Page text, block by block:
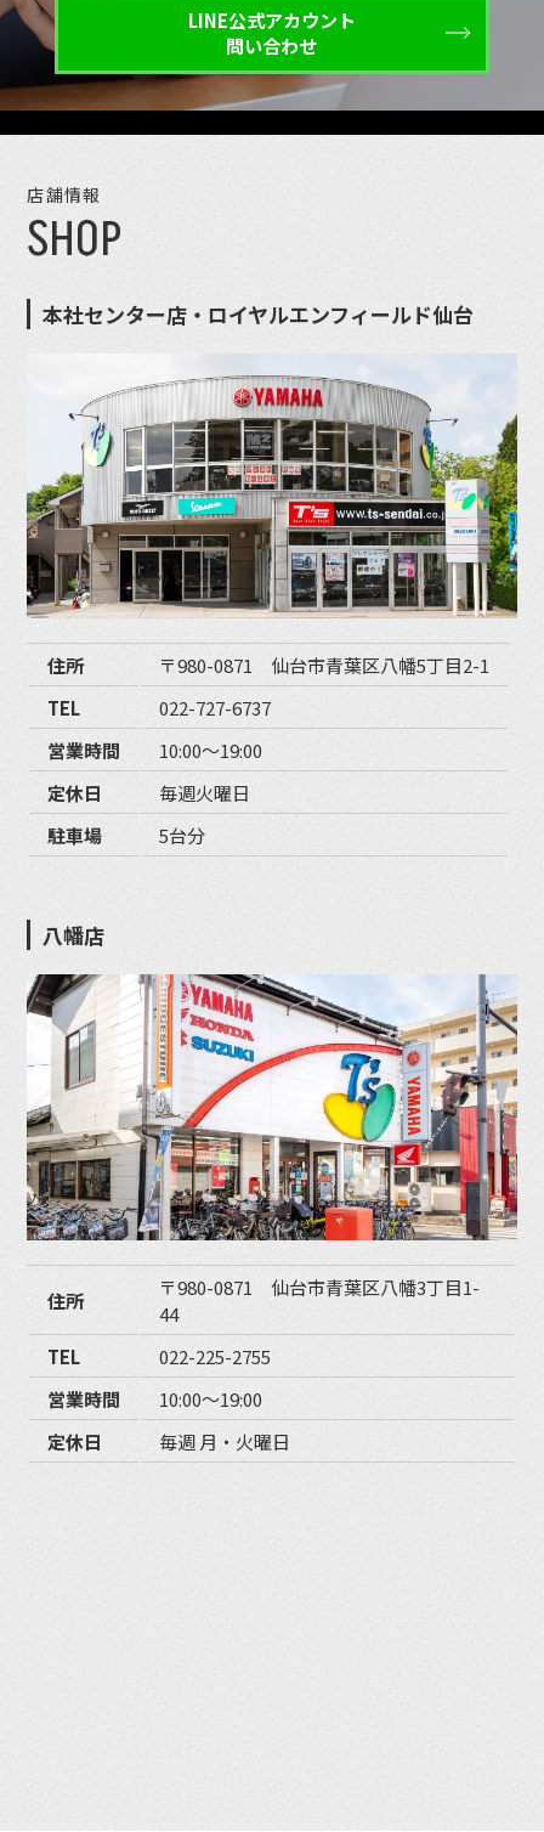
LINE公式アカウント
問い合わせ
店舗情報
SHOP
本社センター店・ロイヤルエンフィールド仙台
住所
〒980-0871 仙台市青葉区八幡5丁目2-1
TEL
022-727-6737
営業時間
10:00〜19:00
定休日
毎週火曜日
駐車場
5台分
八幡店
住所
〒980-0871 仙台市青葉区八幡3丁目1-
44
TEL
022-225-2755
営業時間
10:00〜19:00
定休日
毎週 月・火曜日